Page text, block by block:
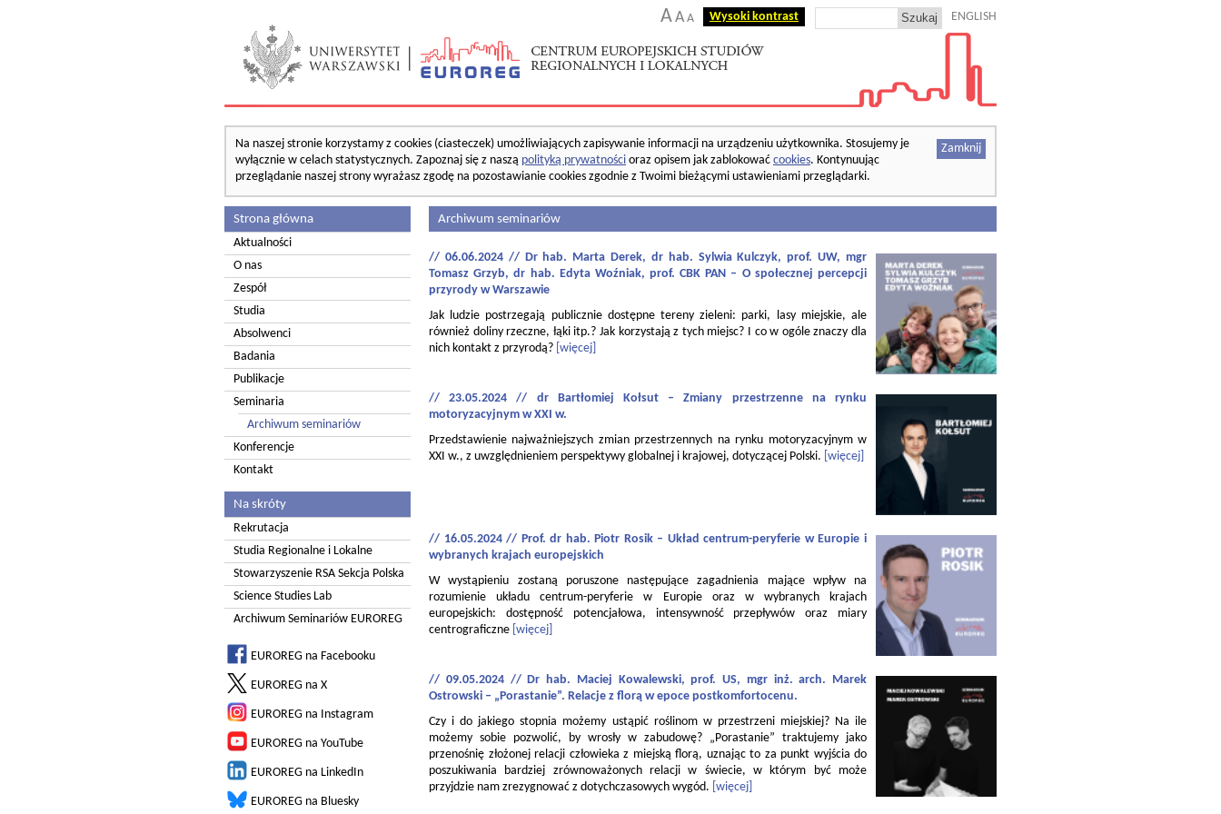
AA A Wysoki kontrast ENGLISH
Zamknij
Na naszej stronie korzystamy z cookies (ciasteczek) umożliwiających zapisywanie informacji na urządzeniu użytkownika. Stosujemy je
wyłącznie w celach statystycznych. Zapoznaj się z naszą polityką prywatności oraz opisem jak zablokować cookies. Kontynuując
przeglądanie naszej strony wyrażasz zgodę na pozostawianie cookies zgodnie z Twoimi bieżącymi ustawieniami przeglądarki.
Strona główna
Aktualności
O nas
Zespół
Studia
Absolwenci
Badania
Publikacje
Seminaria
Archiwum seminariów
Konferencje
Kontakt
Na skróty
Rekrutacja
Studia Regionalne i Lokalne
Stowarzyszenie RSA Sekcja Polska
Science Studies Lab
Archiwum Seminariów EUROREG
EUROREG na Facebooku
EUROREG na X
EUROREG na Instagram
EUROREG na YouTube
EUROREG na LinkedIn
EUROREG na Bluesky
Archiwum seminariów
// 06.06.2024 // Dr hab. Marta Derek, dr hab. Sylwia Kulczyk, prof. UW, mgr
Tomasz Grzyb, dr hab. Edyta Woźniak, prof. CBK PAN – O społecznej percepcji
przyrody w Warszawie
Jak ludzie postrzegają publicznie dostępne tereny zieleni: parki, lasy miejskie, ale
również doliny rzeczne, łąki itp.? Jak korzystają z tych miejsc? I co w ogóle znaczy dla
nich kontakt z przyrodą? [więcej]
// 23.05.2024 // dr Bartłomiej Kołsut – Zmiany przestrzenne na rynku
motoryzacyjnym w XXI w.
Przedstawienie najważniejszych zmian przestrzennych na rynku motoryzacyjnym w
XXI w., z uwzględnieniem perspektywy globalnej i krajowej, dotyczącej Polski. [więcej]
// 16.05.2024 // Prof. dr hab. Piotr Rosik – Układ centrum-peryferie w Europie i
wybranych krajach europejskich
W wystąpieniu zostaną poruszone następujące zagadnienia mające wpływ na
rozumienie układu centrum-peryferie w Europie oraz w wybranych krajach
europejskich: dostępność potencjałowa, intensywność przepływów oraz miary
centrograficzne [więcej]
// 09.05.2024 // Dr hab. Maciej Kowalewski, prof. US, mgr inż. arch. Marek
Ostrowski – „Porastanie”. Relacje z florą w epoce postkomfortocenu.
Czy i do jakiego stopnia możemy ustąpić roślinom w przestrzeni miejskiej? Na ile
możemy sobie pozwolić, by wrosły w zabudowę? „Porastanie” traktujemy jako
przenośnię złożonej relacji człowieka z miejską florą, uznając to za punkt wyjścia do
poszukiwania bardziej zrównoważonych relacji w świecie, w którym być może
przyjdzie nam zrezygnować z dotychczasowych wygód. [więcej]